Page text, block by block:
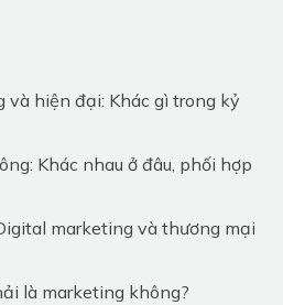
hiện đại: Khác gì trong kỷ
Khác nhau ở đâu, phối hợp
marketing và thương mại
là marketing không?